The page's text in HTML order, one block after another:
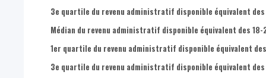
3e quartile du revenu administratif disponible équivalent des
Médian du revenu administratif disponible équivalent des 18-
1er quartile du revenu administratif disponible équivalent
3e quartile du revenu administratif disponible équivalent des